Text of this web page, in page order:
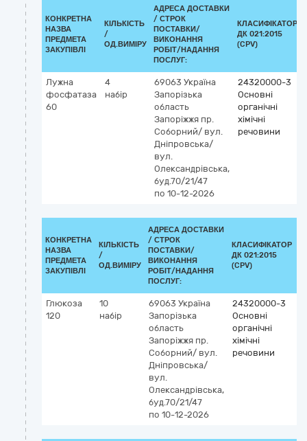
КОНКРЕТНА
НАЗВА
ПРЕДМЕТА
ЗАКУПІВЛІ
КІЛЬКІСТЬ
/
ОД.ВИМІРУ
АДРЕСА ДОСТАВКИ
/ СТРОК
ПОСТАВКИ/
ВИКОНАННЯ
РОБІТ/НАДАННЯ
ПОСЛУГ:
КЛАСИФІКАТОР
ДК 021:2015
(CPV)
Лужна
фосфатаза
60
4
набір
69063 Україна
Запорізька
область
Запоріжжя пр.
Соборний/ вул.
Дніпровська/
вул.
Олександрівська,
буд.70/21/47
по 10-12-2026
24320000-3
Основні
органічні
хімічні
речовини
КОНКРЕТНА
НАЗВА
ПРЕДМЕТА
ЗАКУПІВЛІ
КІЛЬКІСТЬ
/
ОД.ВИМІРУ
АДРЕСА ДОСТАВКИ
/ СТРОК
ПОСТАВКИ/
ВИКОНАННЯ
РОБІТ/НАДАННЯ
ПОСЛУГ:
КЛАСИФІКАТОР
ДК 021:2015
(CPV)
Глюкоза
120
10
набір
69063 Україна
Запорізька
область
Запоріжжя пр.
Соборний/ вул.
Дніпровська/
вул.
Олександрівська,
буд.70/21/47
по 10-12-2026
24320000-3
Основні
органічні
хімічні
речовини